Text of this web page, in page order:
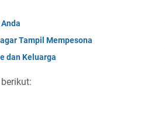
Tampil Mempesona
dan Keluarga